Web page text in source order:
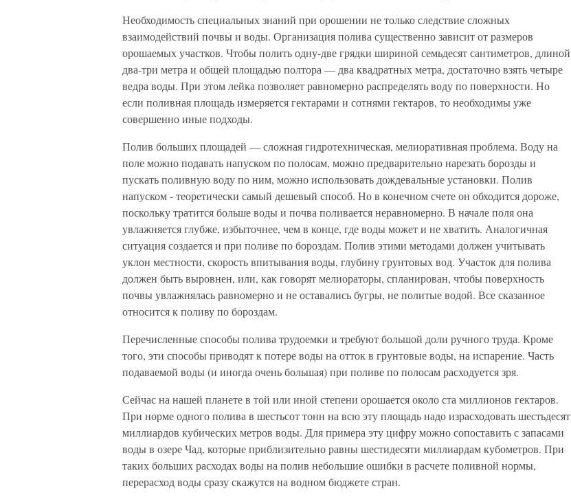
Необходимость специальных знаний при орошении не только следствие сложных
взаимодействий почвы и воды. Организация полива существенно зависит от размеров
орошаемых участков. Чтобы полить одну-две грядки шириной семьдесят сантиметров, длиной
два-три метра и общей площадью полтора — два квадратных метра, достаточно взять четыре
ведра воды. При этом лейка позволяет равномерно распределять воду по поверхности. Но
если поливная площадь измеряется гектарами и сотнями гектаров, то необходимы уже
совершенно иные подходы.
Полив больших площадей — сложная гидротехническая, мелиоративная проблема. Воду на
поле можно подавать напуском по полосам, можно предварительно нарезать борозды и
пускать поливную воду по ним, можно использовать дождевальные установки. Полив
напуском - теоретически самый дешевый способ. Но в конечном счете он обходится дороже,
поскольку тратится больше воды и почва поливается неравномерно. В начале поля она
увлажняется глубже, избыточнее, чем в конце, где воды может и не хватить. Аналогичная
ситуация создается и при поливе по бороздам. Полив этими методами должен учитывать
уклон местности, скорость впитывания воды, глубину грунтовых вод. Участок для полива
должен быть выровнен, или, как говорят мелиораторы, спланирован, чтобы поверхность
почвы увлажнялась равномерно и не оставались бугры, не политые водой. Все сказанное
относится к поливу по бороздам.
Перечисленные способы полива трудоемки и требуют большой доли ручного труда. Кроме
того, эти способы приводят к потере воды на отток в грунтовые воды, на испарение. Часть
подаваемой воды (и иногда очень большая) при поливе по полосам расходуется зря.
Сейчас на нашей планете в той или иной степени орошается около ста миллионов гектаров.
При норме одного полива в шестьсот тонн на всю эту площадь надо израсходовать шестьдесят
миллиардов кубических метров воды. Для примера эту цифру можно сопоставить с запасами
воды в озере Чад, которые приблизительно равны шестидесяти миллиардам кубометров. При
таких больших расходах воды на полив небольшие ошибки в расчете поливной нормы,
перерасход воды сразу скажутся на водном бюджете стран.